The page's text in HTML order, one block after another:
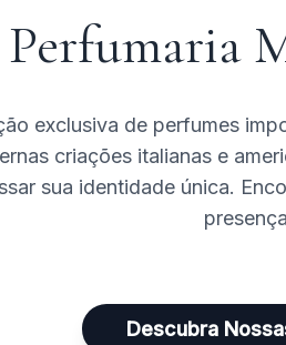
exclusiva de perfumes
criações italianas e
sua identidade única.
Descubra